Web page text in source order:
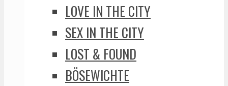
LOVE IN THE CITY
SEX IN THE CITY
LOST & FOUND
BÖSEWICHTE